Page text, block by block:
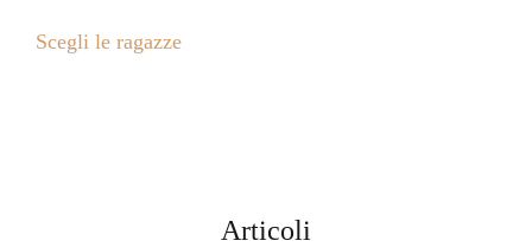
Scegli le ragazze
Articoli